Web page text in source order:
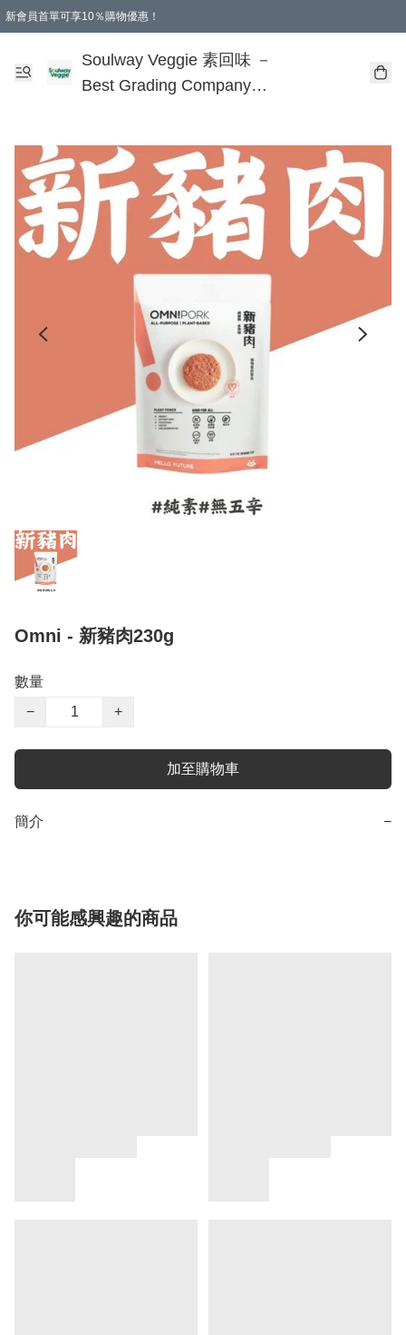
新會員首單可享10％購物優惠！
本地購滿$499即享免運費 - 全程選用順豐溫控速遞服務
購物滿 HKD 250.00 即減 HKD 30.00 運費！（適用於 特定的送貨方式 )
Soulway Veggie 素回味 －
Best Grading Company
Omni - 新豬肉230g
數量
−
+
加至購物車
簡介 −
你可能感興趣的商品